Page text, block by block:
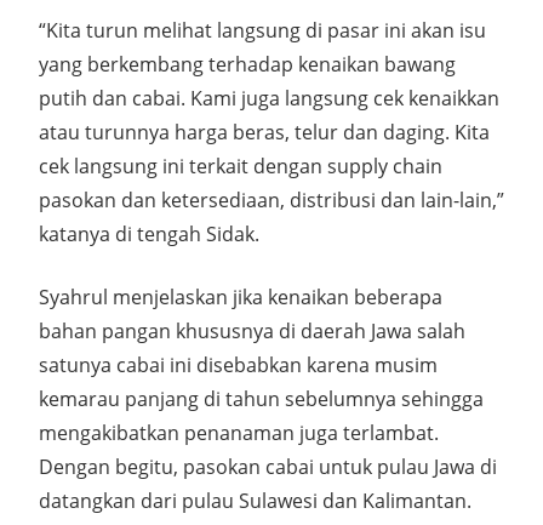
“Kita turun melihat langsung di pasar ini akan isu
yang berkembang terhadap kenaikan bawang
putih dan cabai. Kami juga langsung cek kenaikkan
atau turunnya harga beras, telur dan daging. Kita
cek langsung ini terkait dengan supply chain
pasokan dan ketersediaan, distribusi dan lain-lain,”
katanya di tengah Sidak.
Syahrul menjelaskan jika kenaikan beberapa
bahan pangan khususnya di daerah Jawa salah
satunya cabai ini disebabkan karena musim
kemarau panjang di tahun sebelumnya sehingga
mengakibatkan penanaman juga terlambat.
Dengan begitu, pasokan cabai untuk pulau Jawa di
datangkan dari pulau Sulawesi dan Kalimantan.